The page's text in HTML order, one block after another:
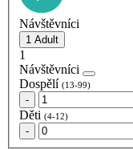
Návštěvníci
1
Návštěvníci
Dospělí (13-99)
-
Děti (4-12)
-